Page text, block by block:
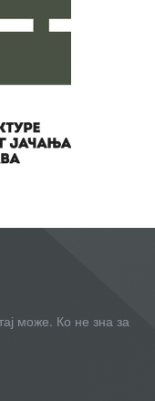
може. Ко не зна за